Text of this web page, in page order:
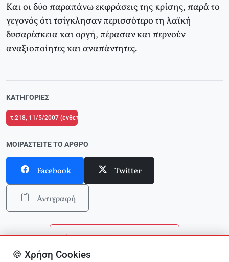
Kαι οι δύο παραπάνω εκφράσεις της κρίσης, παρά το
γεγονός ότι τσίγκλησαν περισσότερο τη λαϊκή
δυσαρέσκεια και οργή, πέρασαν και περνούν
αναξιοποίητες και αναπάντητες.
ΚΑΤΗΓΟΡΊΕΣ
τ.218, 11/5/2007 (ένθετο το τ.2 του Δικτύου Κριτικής και Δράσης στην
ΜΟΙΡΑΣΤΕΊΤΕ ΤΟ ΆΡΘΡΟ
Facebook Twitter
Αντιγραφή
Επιστροφή στην αρχική
🍪 Χρήση Cookies